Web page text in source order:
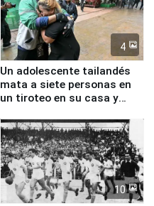
4
Un adolescente tailandés
mata a siete personas en
un tiroteo en su casa y
10